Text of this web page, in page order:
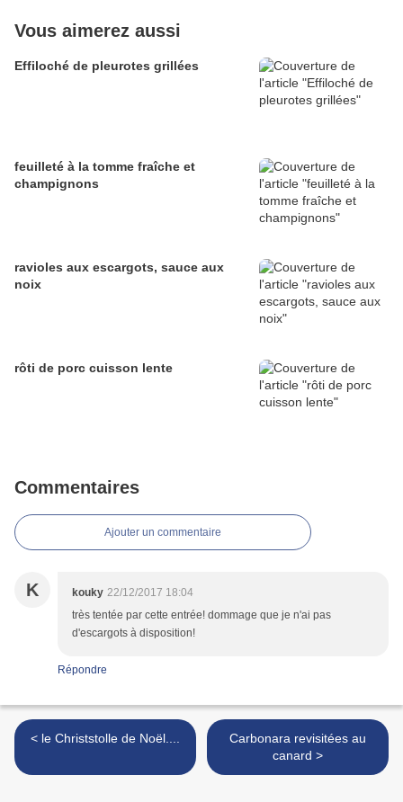
Vous aimerez aussi
Effiloché de pleurotes grillées
feuilleté à la tomme fraîche et
champignons
ravioles aux escargots, sauce aux
noix
rôti de porc cuisson lente
Commentaires
Ajouter un commentaire
K kouky 22/12/2017 18:04
très tentée par cette entrée! dommage que je n'ai pas
d'escargots à disposition!
Répondre
< le Christstolle de Noël....
Carbonara revisitées au
canard >